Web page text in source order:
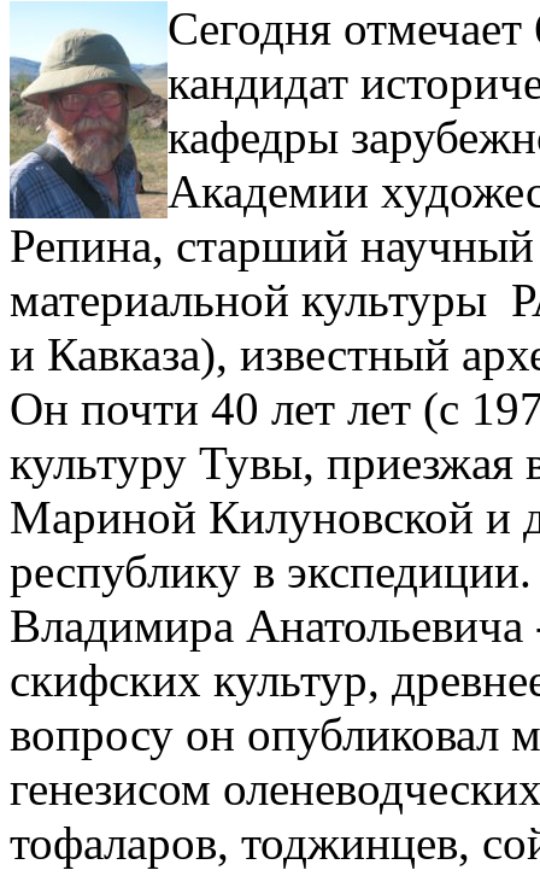
Сегодня
кандидат
кафедры
Академии
Репина, старший
материальной культуры
и Кавказа), известный
Он почти 40 лет лет (с
культуру Тувы, приезжая
Мариной Килуновской и
республику в
Владимира
скифских культур,
вопросу он опубликовал
генезисом
тофаларов, тоджинцев,